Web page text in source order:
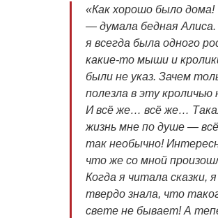
«Как хорошо было дома!
— думала бедная
я всегда была одного
какие-то мыши и
были не указ. Зачем
полезла в эту кроличью
И всё же… всё же…
жизнь мне по душе —
так необычно!
что же со мной
Когда я читала сказки, я
твердо знала, что
свете не бывает! А